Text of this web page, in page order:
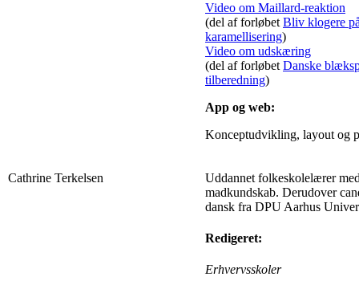
Video om Maillard-reaktion
(del af forløbet Bliv klogere
karamellisering)
Video om udskæring
(del af forløbet Danske
tilberedning)
App og web:
Konceptudvikling, layout og
Cathrine Terkelsen
Uddannet folkeskolelærer
madkundskab. Derudover
dansk fra DPU Aarhus
Redigeret:
Erhvervsskoler